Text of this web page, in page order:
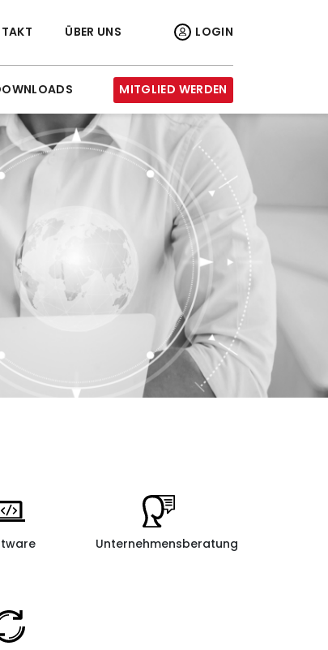
ÜBER UNS LOGIN
MITGLIED WERDEN
Unternehmensberatung